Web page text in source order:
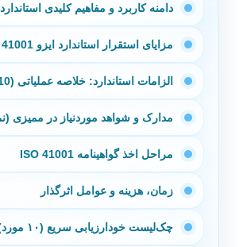
دامنه کاربرد و مفاهیم کلیدی استاندارد ایزو
مزایای استقرار استاندارد ایزو 41001
الزامات استاندارد: خلاصه عملیاتی (Clauses 4–10)
مدارک و شواهد موردنیاز در ممیزی
مراحل اخذ گواهینامه ISO 41001
زمان، هزینه و عوامل اثرگذار
چک‌لیست خودارزیابی سریع (۱۰ مورد)